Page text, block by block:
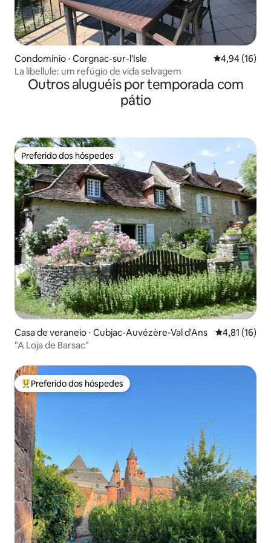
Condomínio ⋅ Corgnac-sur-l'Isle 4,94 de uma
4,94 (16)
La libellule: um refúgio de vida selvagem
Outros aluguéis por temporada com
pátio
Preferido dos hóspedes
Preferido dos hóspedes
Casa de veraneio ⋅ Cubjac-Auvézère-Val d'Ans 4,81 de uma
4,81 (16)
"A Loja de Barsac"
Entre os melhores preferidos dos hóspedes
Preferido dos hóspedes